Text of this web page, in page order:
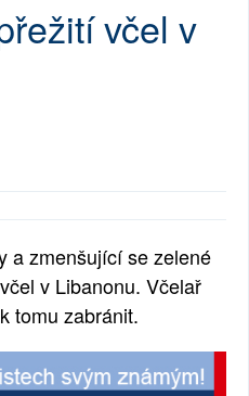
včel v
a zmenšující se zelené
v Libanonu. Včelař
tomu zabránit.